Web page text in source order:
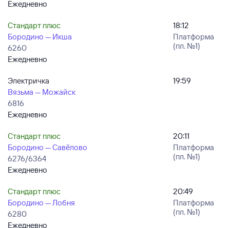
Ежедневно
Стандарт плюс
Бородино — Икша
6260
Ежедневно
18:12
Платформа
(пл. №1)
Электричка
Вязьма — Можайск
6816
Ежедневно
19:59
Стандарт плюс
Бородино — Савёлово
6276/6364
Ежедневно
20:11
Платформа
(пл. №1)
Стандарт плюс
Бородино — Лобня
6280
Ежедневно
20:49
Платформа
(пл. №1)